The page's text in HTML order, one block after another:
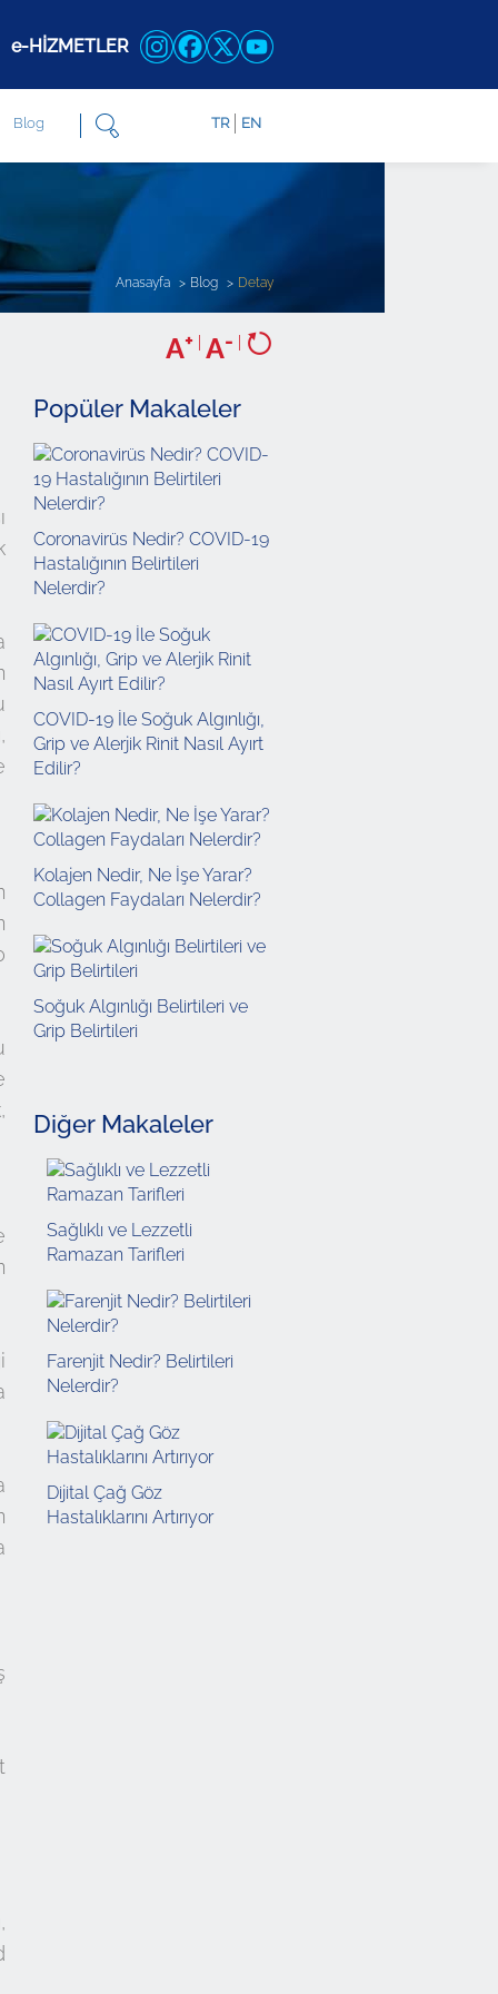
e-HİZMETLER
Blog TR EN
Anasayfa Blog Detay
A+ | A- |
Popüler Makaleler
Coronavirüs Nedir? COVID-19
Hastalığının Belirtileri
Nelerdir?
COVID-19 İle Soğuk Algınlığı,
Grip ve Alerjik Rinit Nasıl Ayırt
Edilir?
Kolajen Nedir, Ne İşe Yarar?
Collagen Faydaları Nelerdir?
Soğuk Algınlığı Belirtileri ve
Grip Belirtileri
Diğer Makaleler
Sağlıklı ve Lezzetli
Ramazan Tarifleri
Farenjit Nedir? Belirtileri
Nelerdir?
Dijital Çağ Göz
Hastalıklarını Artırıyor